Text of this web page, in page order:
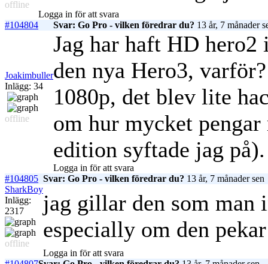
offline
Logga in för att svara
#104804
Svar: Go Pro - vilken föredrar du? 13 år, 7 månader
Joakimbuller
Inlägg: 34
offline
Jag har haft HD hero2
den nya Hero3,
1080p, det blev lite
om hur mycket
edition syftade jag på).
Logga in för att svara
#104805 Svar: Go Pro - vilken föredrar du? 13 år, 7 månader sen
SharkBoy
Inlägg:
2317
offline
jag gillar den som man
especially om den
Logga in för att svara